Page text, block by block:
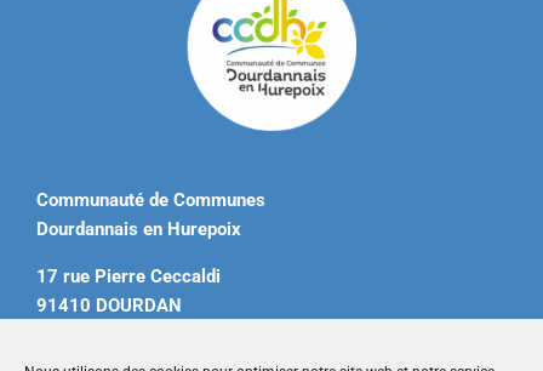
Communauté de Communes
Dourdannais en Hurepoix
17 rue Pierre Ceccaldi
91410 DOURDAN